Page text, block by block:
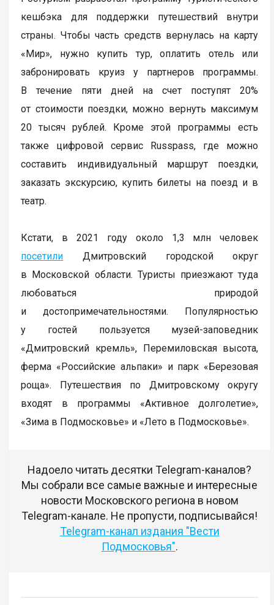
кешбэка для поддержки путешествий внутри
страны. Чтобы часть средств вернулась на карту
«Мир», нужно купить тур, оплатить отель или
забронировать круиз у партнеров программы.
В течение пяти дней на счет поступят 20%
от стоимости поездки, можно вернуть максимум
20 тысяч рублей. Кроме этой программы есть
также цифровой сервис Russpass, где можно
составить индивидуальный маршрут поездки,
заказать экскурсию, купить билеты на поезд и в
театр.
Кстати, в 2021 году около 1,3 млн человек
посетили Дмитровский городской округ
в Московской области. Туристы приезжают туда
любоваться природой
и достопримечательностями. Популярностью
у гостей пользуется музей-заповедник
«Дмитровский кремль», Перемиловская высота,
ферма «Российские альпаки» и парк «Березовая
роща». Путешествия по Дмитровскому округу
входят в программы «Активное долголетие»,
«Зима в Подмосковье» и «Лето в Подмосковье».
Надоело читать десятки Telegram-каналов?
Мы собрали все самые важные и интересные
новости Московского региона в новом
Telegram-канале. Не пропусти, подписывайся!
Telegram-канал издания "Вести
Подмосковья".